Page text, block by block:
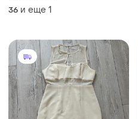
36 и еще 1